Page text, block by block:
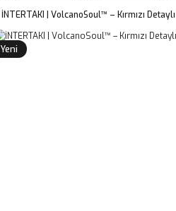
İNTERTAKI | VolcanoSoul™ – Kırmızı
Yeni